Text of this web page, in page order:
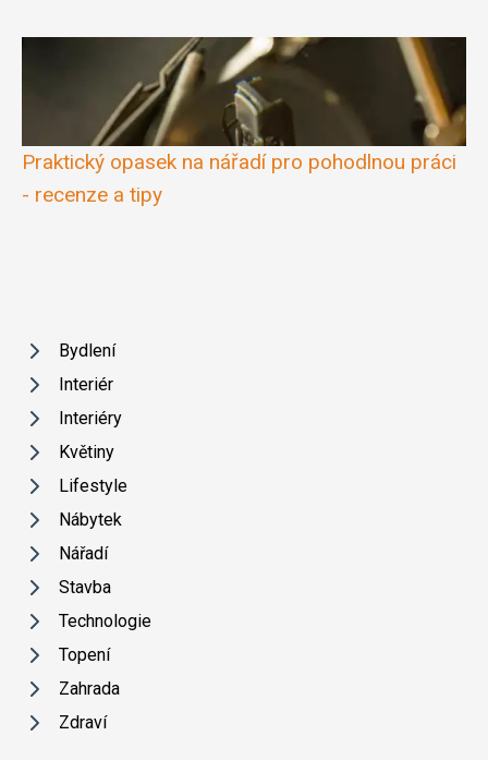
Praktický opasek na nářadí pro pohodlnou práci
- recenze a tipy
Bydlení
Interiér
Interiéry
Květiny
Lifestyle
Nábytek
Nářadí
Stavba
Technologie
Topení
Zahrada
Zdraví